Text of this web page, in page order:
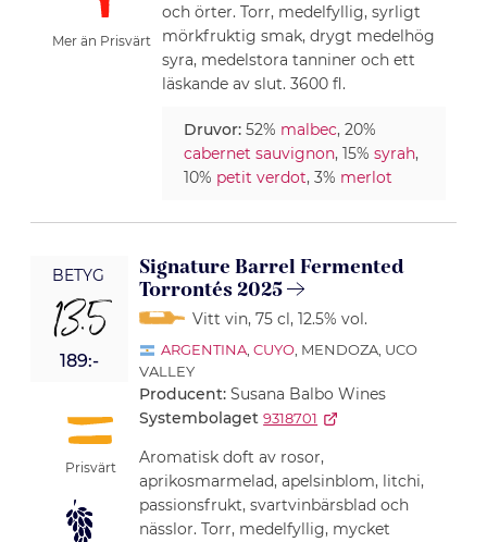
Mer än Prisvärt
och örter. Torr, medelfyllig, syrligt
mörkfruktig smak, drygt medelhög
syra, medelstora tanniner och ett
läskande av slut. 3600 fl.
Druvor:52% malbec, 20%
cabernet sauvignon, 15%syrah,
10% petit verdot, 3% merlot
BETYG
13.5
189:-
Prisvärt
Signature Barrel Fermented
Torrontés 2025
Vitt vin, 75 cl, 12.5% vol.
ARGENTINA, CUYO, MENDOZA, UCO
VALLEY
Producent:Susana Balbo Wines
Systembolaget 9318701
Aromatisk doft av rosor,
aprikosmarmelad, apelsinblom, litchi,
passionsfrukt, svartvinbärsblad och
nässlor. Torr, medelfyllig, mycket